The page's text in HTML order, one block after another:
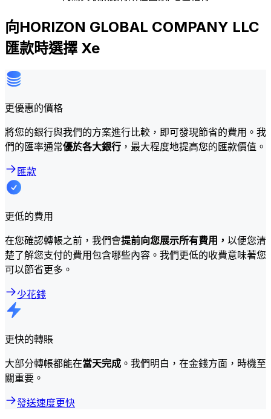
向HORIZON GLOBAL COMPANY LLC
匯款時選擇 Xe
更優惠的價格
將您的銀行與我們的方案進行比較，即可發現節省的費用。我
們的匯率通常優於各大銀行 ，最大程度地提高您的匯款價值。
匯款
更低的費用
在您確認轉帳之前，我們會提前向您展示所有費用， 以便您清
楚了解您支付的費用包含哪些內容。我們更低的收費意味著您
可以節省更多。
少花錢
更快的轉賬
大部分轉帳都能在當天完成 。我們明白，在金錢方面，時機至
關重要。
發送速度更快